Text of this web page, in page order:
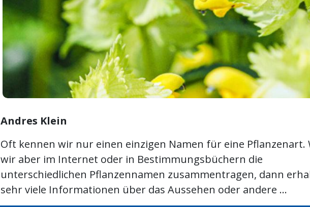
Andres Klein
Oft kennen wir nur einen einzigen Namen für eine Pflanzenart.
wir aber im Internet oder in Bestimmungsbüchern die
unterschiedlichen Pflanzennamen zusammentragen, dann
sehr viele Informationen über das Aussehen oder andere ...